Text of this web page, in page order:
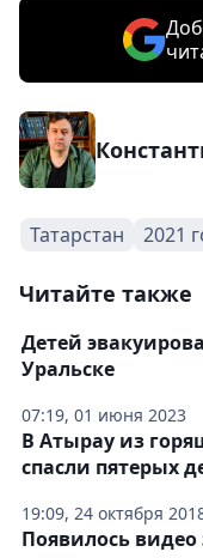
Татарстан 2021
Читайте также
07:19, 01 июня 2023
Детей
Уральске
19:09, 24 октября
В Атырау из
спасли пятерых
Появилось